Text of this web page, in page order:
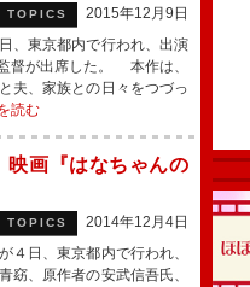
TOPICS
2015年12月9日
、東京都内で行われ、出演
督が出席した。 本作は、
夫、家族との日々をつづっ
読む
画『はなちゃんの
TOPICS
2014年12月4日
日、東京都内で行われ、
窈、原作者の安武信吾氏、